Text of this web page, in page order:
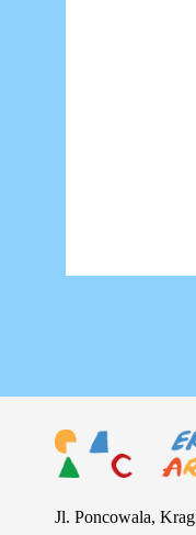
Jl. Poncowala,